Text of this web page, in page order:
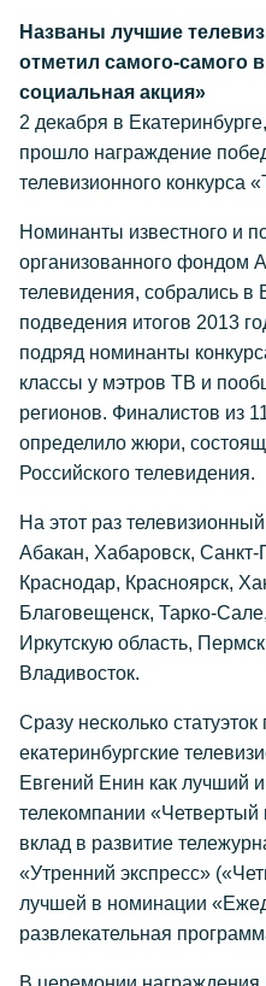
Названы лучшие
отметил самого-самого
социальная акция»
2 декабря в
прошло награждение
телевизионного конкурса
Номинанты известного и
организованного фондом
телевидения, собрались в
подведения итогов 2013
подряд номинанты
классы у мэтров ТВ и
регионов. Финалистов из
определило жюри,
Российского телевидения.
На этот раз
Абакан, Хабаровск, Санкт-
Краснодар, Красноярск,
Благовещенск, Тарко-
Иркутскую область,
Владивосток.
Сразу несколько
екатеринбургские
Евгений Енин как лучший
телекомпании «Четвертый
вклад в развитие
«Утренний экспресс»
лучшей в номинации
развлекательная